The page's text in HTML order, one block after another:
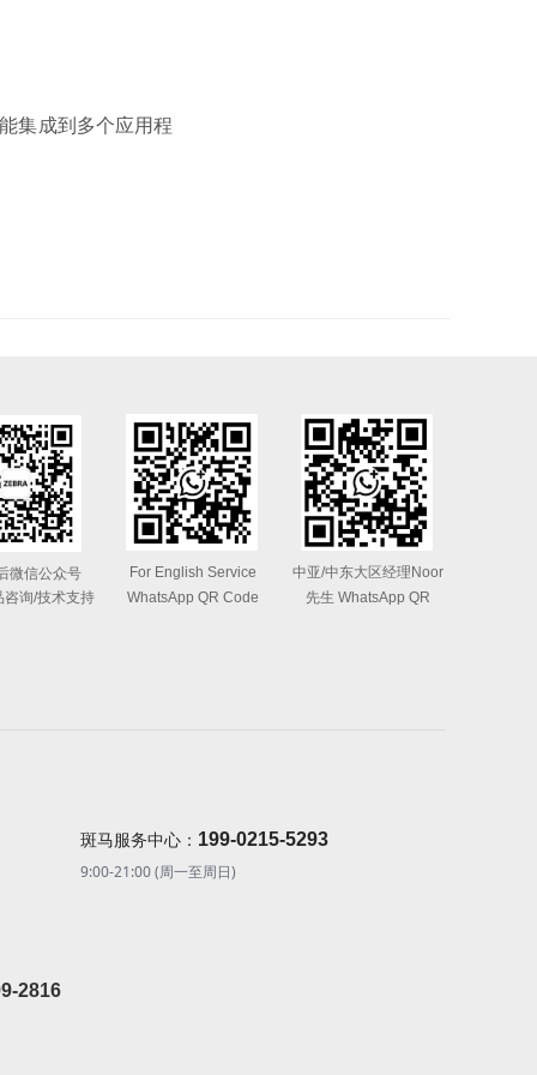
集成到多个应用程
中亚/中东大区经理Noor
先生 WhatsApp QR
微信公众号
咨询/技术支持
For English Service
WhatsApp QR Code
2816
斑马服务中心： 199-0215-5293
9:00-21:00 (周一至周日)